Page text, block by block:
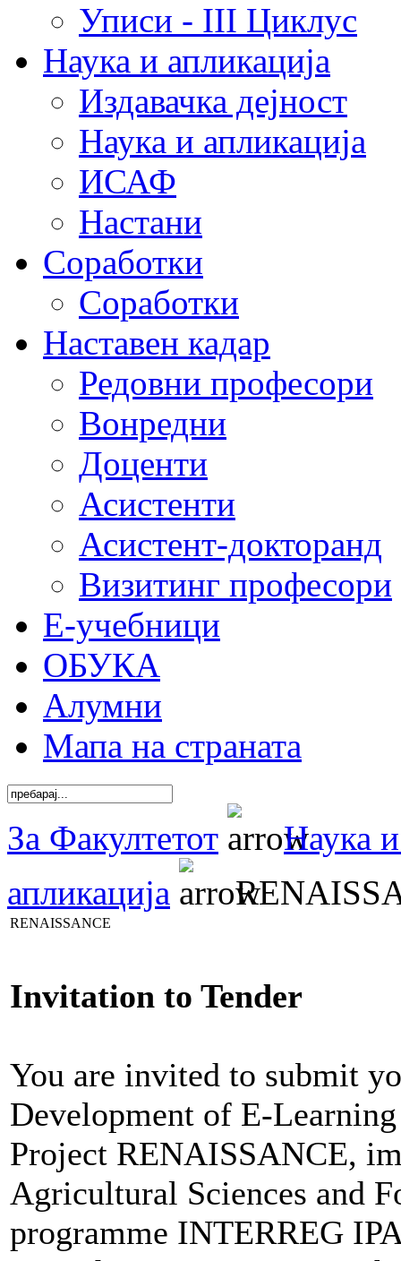
Уписи - III Циклус
Наука и апликација
Издавачка дејност
Наука и апликација
ИСАФ
Настани
Соработки
Соработки
Наставен кадар
Редовни професори
Вонредни
Доценти
Асистенти
Асистент-докторанд
Визитинг професори
Е-учебници
ОБУКА
Алумни
Мапа на страната
За Факултетот
Наука
апликација
RENAISSANCE
Invitation to Tender
You are invited to submit
Development of E-
Project RENAISSANCE,
Agricultural Sciences and
programme INTERREG